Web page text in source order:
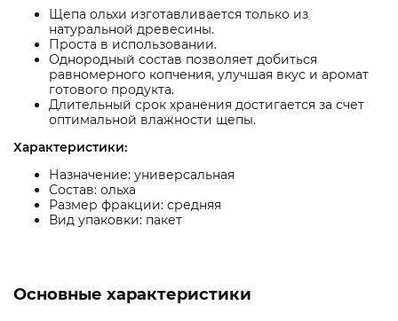
Щепа ольхи изготавливается только из
натуральной древесины.
Проста в использовании.
Однородный состав позволяет добиться
равномерного копчения, улучшая вкус и аромат
готового продукта.
Длительный срок хранения достигается за счет
оптимальной влажности щепы.
Характеристики:
Назначение: универсальная
Состав: ольха
Размер фракции: средняя
Вид упаковки: пакет
Основные характеристики